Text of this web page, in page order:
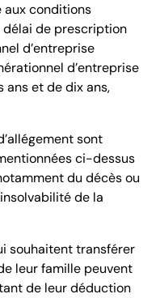
aux conditions
de prescription
d’entreprise
d’entreprise
ans et de dix ans,
sont
ci-dessus
du décès ou
de la
souhaitent transférer
leur famille peuvent
de leur déduction